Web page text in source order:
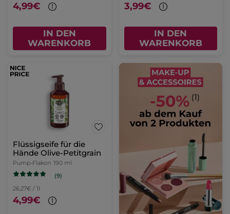
4,99€
IN DEN
WARENKORB
3,99€
IN DEN
WARENKORB
Flüssigseife für die
Hände Olive-Petitgrain
Pump-Flakon 190 ml
(9)
26,27€ / 1l
4,99€